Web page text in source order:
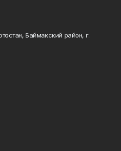
Баймакский район, г.